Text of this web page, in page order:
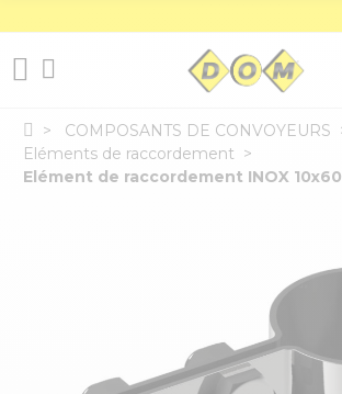
COMPOSANTS DE CONVOYEURS
Eléments de raccordement
Elément de raccordement INOX 10x60